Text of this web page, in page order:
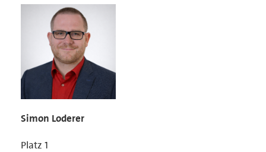
Simon Loderer
Platz 1